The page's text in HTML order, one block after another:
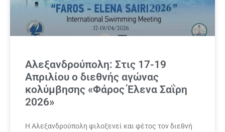
Αλεξανδρούπολη: Στις 17-19
Απριλίου ο διεθνής αγώνας
κολύμβησης «Φάρος Έλενα Σαΐρη
2026»
Η Αλεξανδρούπολη φιλοξενεί και φέτος τον διεθνή